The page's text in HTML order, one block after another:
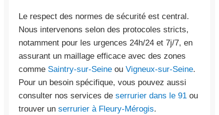
Le respect des normes de sécurité est central.
Nous intervenons selon des protocoles stricts,
notamment pour les urgences 24h/24 et 7j/7, en
assurant un maillage efficace avec des zones
comme Saintry-sur-Seine ou Vigneux-sur-Seine.
Pour un besoin spécifique, vous pouvez aussi
consulter nos services de serrurier dans le 91 ou
trouver un serrurier à Fleury-Mérogis.